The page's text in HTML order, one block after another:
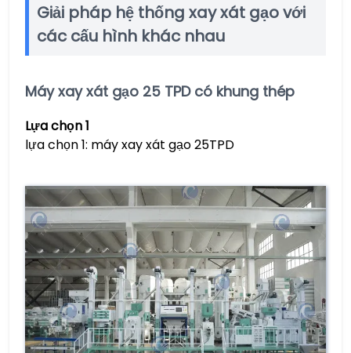
Giải pháp hệ thống xay xát gạo với
các cấu hình khác nhau
Máy xay xát gạo 25 TPD có khung thép
Lựa chọn 1
lựa chọn 1: máy xay xát gạo 25TPD